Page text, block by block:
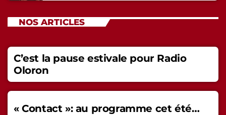
NOS ARTICLES
C’est la pause estivale pour Radio
Oloron
« Contact »: au programme cet été…